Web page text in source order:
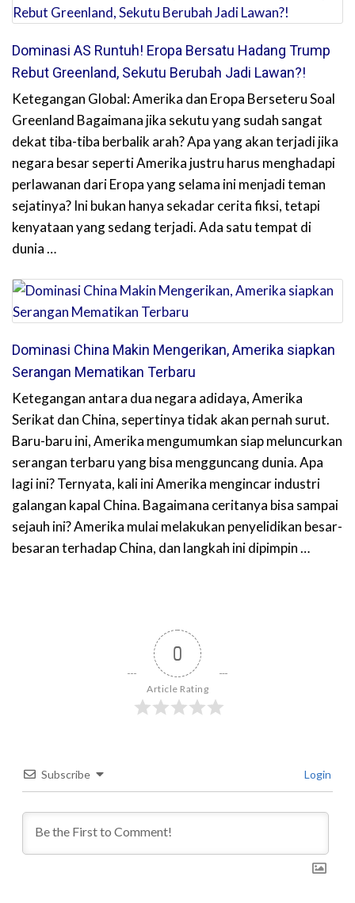
Dominasi AS Runtuh! Eropa Bersatu Hadang Trump
Rebut Greenland, Sekutu Berubah Jadi Lawan?!
Ketegangan Global: Amerika dan Eropa Berseteru Soal
Greenland Bagaimana jika sekutu yang sudah sangat
dekat tiba-tiba berbalik arah? Apa yang akan terjadi jika
negara besar seperti Amerika justru harus menghadapi
perlawanan dari Eropa yang selama ini menjadi teman
sejatinya? Ini bukan hanya sekadar cerita fiksi, tetapi
kenyataan yang sedang terjadi. Ada satu tempat di
dunia …
Dominasi China Makin Mengerikan, Amerika siapkan
Serangan Mematikan Terbaru
Ketegangan antara dua negara adidaya, Amerika
Serikat dan China, sepertinya tidak akan pernah surut.
Baru-baru ini, Amerika mengumumkan siap meluncurkan
serangan terbaru yang bisa mengguncang dunia. Apa
lagi ini? Ternyata, kali ini Amerika mengincar industri
galangan kapal China. Bagaimana ceritanya bisa sampai
sejauh ini? Amerika mulai melakukan penyelidikan besar-
besaran terhadap China, dan langkah ini dipimpin …
0
Article Rating
Subscribe Login